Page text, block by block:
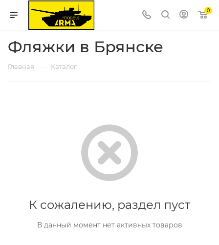
0
Фляжки в Брянске
Главная — Каталог
К сожалению, раздел пуст
В данный момент нет активных товаров